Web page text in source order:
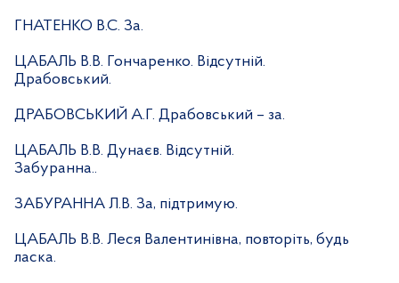
ГНАТЕНКО В.С. За.
ЦАБАЛЬ В.В. Гончаренко. Відсутній.
Драбовський.
ДРАБОВСЬКИЙ А.Г. Драбовський – за.
ЦАБАЛЬ В.В. Дунаєв. Відсутній.
Забуранна..
ЗАБУРАННА Л.В. За, підтримую.
ЦАБАЛЬ В.В. Леся Валентинівна, повторіть, будь
ласка.